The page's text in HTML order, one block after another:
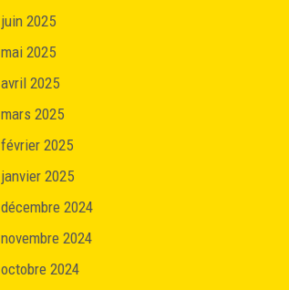
juin 2025
mai 2025
avril 2025
mars 2025
février 2025
janvier 2025
décembre 2024
novembre 2024
octobre 2024